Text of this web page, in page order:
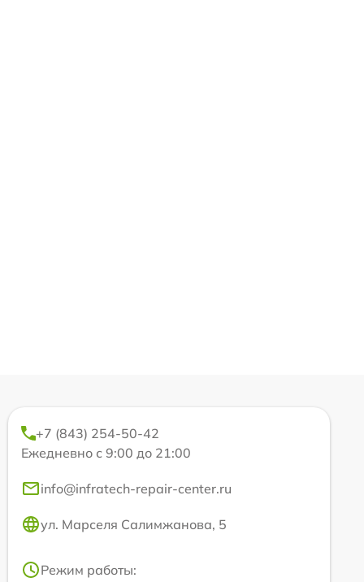
+7 (843) 254-50-42
Ежедневно с 9:00 до 21:00
info@infratech-repair-center.ru
ул. Марселя Салимжанова, 5
Режим работы: